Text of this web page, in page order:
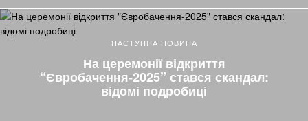
НАСТУПНА НОВИНА
На церемонії відкриття
“Євробачення-2025” стався скандал:
відомі подробиці